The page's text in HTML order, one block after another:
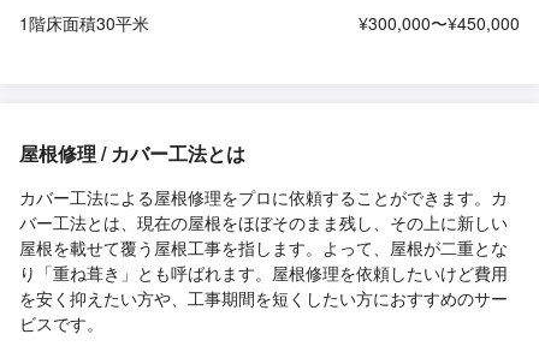
1階床面積30平米 ¥300,000〜¥450,000
屋根修理 / カバー工法とは
カバー工法による屋根修理をプロに依頼することができます。カ
バー工法とは、現在の屋根をほぼそのまま残し、その上に新しい
屋根を載せて覆う屋根工事を指します。よって、屋根が二重とな
り「重ね葺き」とも呼ばれます。屋根修理を依頼したいけど費用
を安く抑えたい方や、工事期間を短くしたい方におすすめのサー
ビスです。